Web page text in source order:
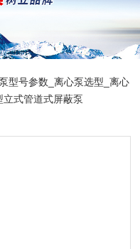
型号参数_离心泵选型_离心
立式管道式屏蔽泵